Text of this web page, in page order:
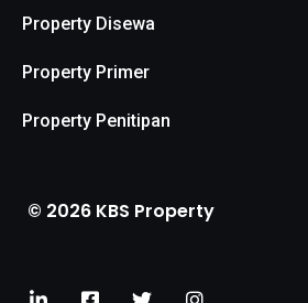
Property Disewa
Property Primer
Property Penitipan
© 2026 KBS Property